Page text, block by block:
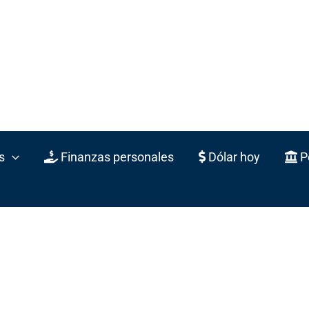
Finanzas personales Dólar hoy